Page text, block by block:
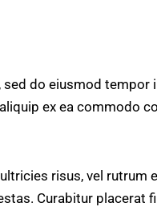
do eiusmod
ex ea commodo
risus, vel
Curabitur placerat